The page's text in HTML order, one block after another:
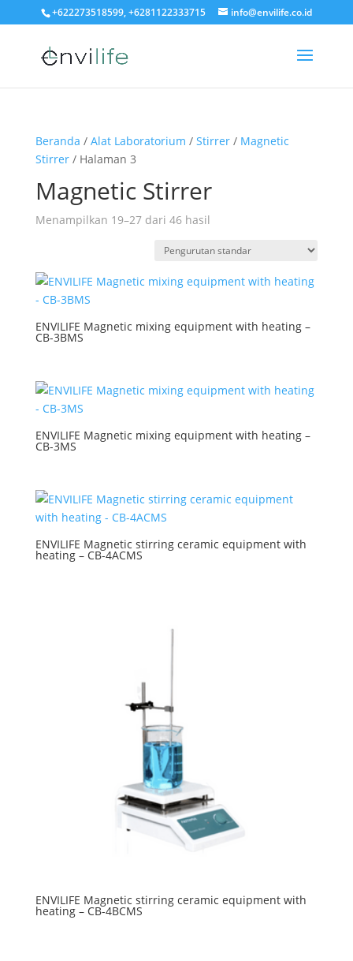
+622273518599, +6281122333715 info@envilife.co.id
Beranda / Alat Laboratorium / Stirrer/ Magnetic
Stirrer/ Halaman 3
Magnetic Stirrer
Menampilkan 19–27 dari 46 hasil
ENVILIFE Magnetic mixing equipment with heating –
CB-3BMS
ENVILIFE Magnetic mixing equipment with heating –
CB-3MS
ENVILIFE Magnetic stirring ceramic equipment with
heating – CB-4ACMS
ENVILIFE Magnetic stirring ceramic equipment with
heating – CB-4BCMS